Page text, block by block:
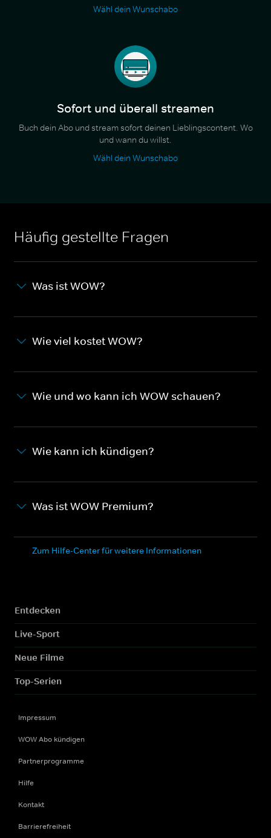
Wähl dein Wunschabo
Sofort und überall streamen
Buch dein Abo und stream sofort deinen Lieblingscontent. Wo
und wann du willst.
Wähl dein Wunschabo
Häufig gestellte Fragen
Was ist WOW?
Wie viel kostet WOW?
Wie und wo kann ich WOW schauen?
Wie kann ich kündigen?
Was ist WOW Premium?
Zum Hilfe-Center für weitere Informationen
Entdecken
Live-Sport
Neue Filme
Top-Serien
Impressum
WOW Abo kündigen
Partnerprogramme
Hilfe
Kontakt
Barrierefreiheit